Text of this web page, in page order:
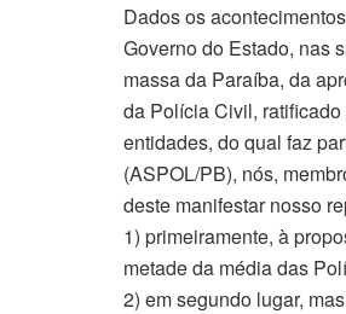
Dados os
Governo do Estado, nas
massa da Paraíba, da
da Polícia Civil,
entidades, do qual faz
(ASPOL/PB), nós,
deste manifestar nosso
1) primeiramente, à
metade da média das
2) em segundo lugar,